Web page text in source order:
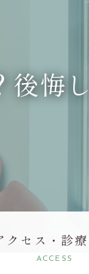
悔
クセス・診
ACCESS